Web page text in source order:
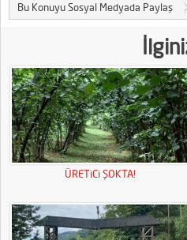
Bu Konuyu Sosyal Medyada Paylaş
ÜRETiCi ŞOKTA!